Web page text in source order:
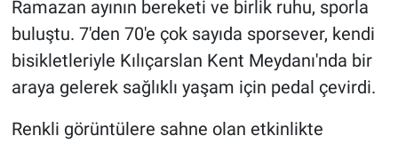
Ramazan ayının bereketi ve birlik ruhu, sporla
buluştu. 7'den 70'e çok sayıda sporsever, kendi
bisikletleriyle Kılıçarslan Kent Meydanı'nda bir
araya gelerek sağlıklı yaşam için pedal çevirdi.
Renkli görüntülere sahne olan etkinlikte